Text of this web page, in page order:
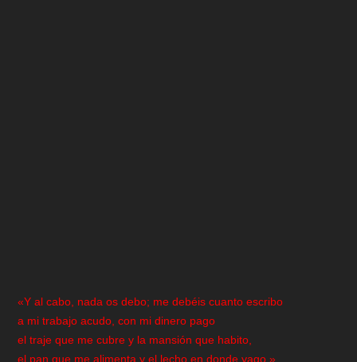
«Y al cabo, nada os debo; me debéis cuanto escribo
a mi trabajo acudo, con mi dinero pago
el traje que me cubre y la mansión que habito,
el pan que me alimenta y el lecho en donde yago.»